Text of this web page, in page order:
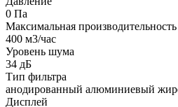
0 Па
Максимальная производительность
400 м3/час
Уровень шума
34 дБ
Тип фильтра
анодированный алюминиевый
Дисплей